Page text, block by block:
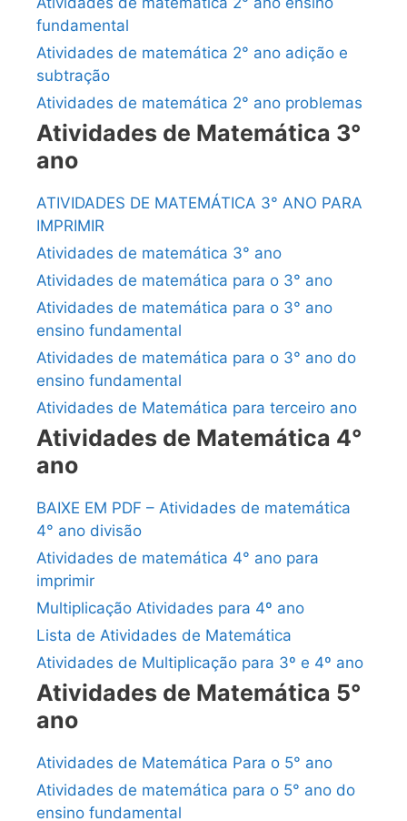
fundamental
Atividades de matemática 2° ano adição e
subtração
Atividades de matemática 2° ano problemas
Atividades de Matemática 3°
ano
ATIVIDADES DE MATEMÁTICA 3° ANO PARA
IMPRIMIR
Atividades de matemática 3° ano
Atividades de matemática para o 3° ano
Atividades de matemática para o 3° ano
ensino fundamental
Atividades de matemática para o 3° ano do
ensino fundamental
Atividades de Matemática para terceiro ano
Atividades de Matemática 4°
ano
BAIXE EM PDF – Atividades de matemática
4° ano divisão
Atividades de matemática 4° ano para
imprimir
Multiplicação Atividades para 4º ano
Lista de Atividades de Matemática
Atividades de Multiplicação para 3º e 4º ano
Atividades de Matemática 5°
ano
Atividades de Matemática Para o 5° ano
Atividades de matemática para o 5° ano do
ensino fundamental